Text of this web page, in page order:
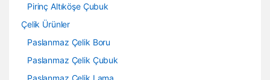
Pirinç Altıköşe Çubuk
Çelik Ürünler
Paslanmaz Çelik Boru
Paslanmaz Çelik Çubuk
Paslanmaz Çelik Lama